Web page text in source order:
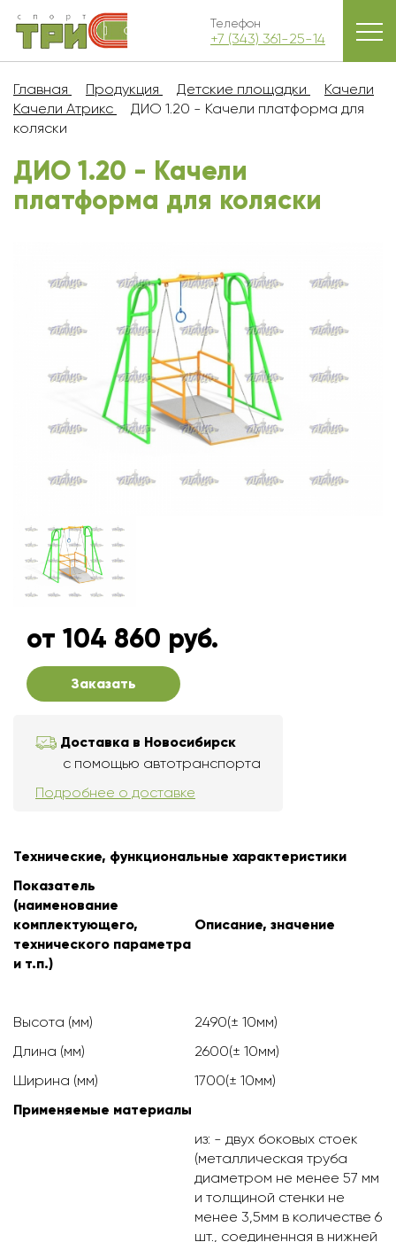
Телефон
+7 (343) 361-25-14
Главная Продукция Детские площадки
Качели
Качели Атрикс
ДИО 1.20 - Качели платформа для
коляски
ДИО 1.20 - Качели
платформа для коляски
от 104 860 руб.
Заказать
Доставка в Новосибирск
с помощью автотранспорта
Подробнее о доставке
Технические, функциональные характеристики
Показатель
(наименование
комплектующего,
технического параметра
и т.п.)
Описание, значение
Высота (мм)
2490(± 10мм)
Длина (мм)
2600(± 10мм)
Ширина (мм)
1700(± 10мм)
Применяемые материалы
из: - двух боковых стоек
(металлическая труба
диаметром не менее 57 мм
и толщиной стенки не
менее 3,5мм в количестве 6
шт., соединенная в нижней